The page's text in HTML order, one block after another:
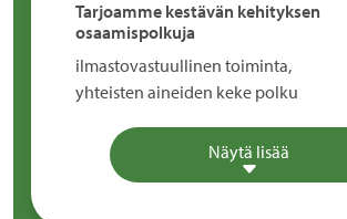
Tarjoamme kestävän kehityksen
osaamispolkuja
ilmastovastuullinen toiminta,
yhteisten aineiden keke polku
Näytä lisää